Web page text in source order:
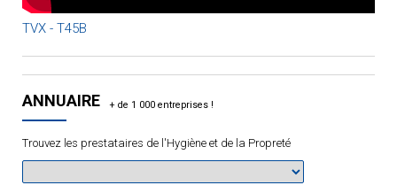
TVX - T45B
ANNUAIRE
Trouvez les prestataires de l'Hygiène et de la Propreté